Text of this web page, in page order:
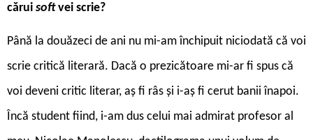
cărui softvei scrie?
Până la douăzeci de ani nu mi-am închipuit niciodată că voi
scrie critică literară. Dacă o prezicătoare mi-ar fi spus că
voi deveni critic literar, aș fi râs și i-aș fi cerut banii înapoi.
Încă student fiind, i-am dus celui mai admirat profesor al